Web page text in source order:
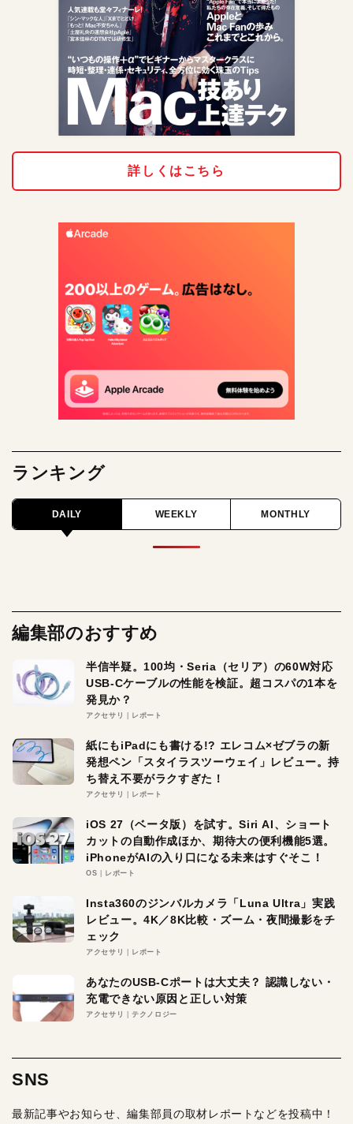
詳しくはこちら
ランキング
DAILY WEEKLY MONTHLY
編集部のおすすめ
半信半疑。100均・Seria（セリア）の60W対応
USB-Cケーブルの性能を検証。超コスパの1本を
発見か？
アクセサリ レポート
紙にもiPadにも書ける!? エレコム×ゼブラの新
発想ペン「スタイラスツーウェイ」レビュー。持
ち替え不要がラクすぎた！
アクセサリ レポート
iOS 27（ベータ版）を試す。Siri AI、ショート
カットの自動作成ほか、期待大の便利機能5選。
iPhoneがAIの入り口になる未来はすぐそこ！
OS レポート
Insta360のジンバルカメラ「Luna Ultra」実践
レビュー。4K／8K比較・ズーム・夜間撮影をチ
ェック
アクセサリ レポート
あなたのUSB-Cポートは大丈夫？ 認識しない・
充電できない原因と正しい対策
アクセサリ テクノロジー
SNS
最新記事やお知らせ、編集部員の取材レポートなどを投稿中！